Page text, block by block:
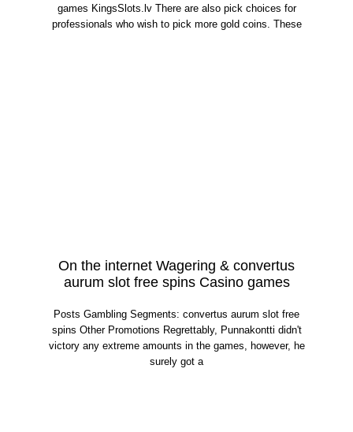
games KingsSlots.lv There are also pick choices for
professionals who wish to pick more gold coins. These
On the internet Wagering & convertus
aurum slot free spins Casino games
Posts Gambling Segments: convertus aurum slot free
spins Other Promotions Regrettably, Punnakontti didn't
victory any extreme amounts in the games, however, he
surely got a